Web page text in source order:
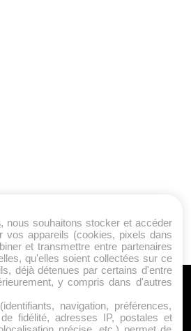
A PROPOS
Qui sommes nous ?
Mentions Légales
, nous souhaitons stocker et accéder
vos appareils (cookies, pixels dans
et transmettre entre partenaires
qu'elles soient collectées sur ce
déjà détenues par certains d'entre
y compris dans d'autres
navigation, préférences,
fidélité, adresses IP, postales et